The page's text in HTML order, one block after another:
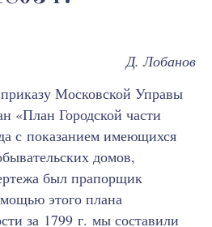
Д. Лобанов
Московской Управы
«План Городской части
с показанием имеющихся
домов,
был прапорщик
этого плана
за 1799 г. мы составили